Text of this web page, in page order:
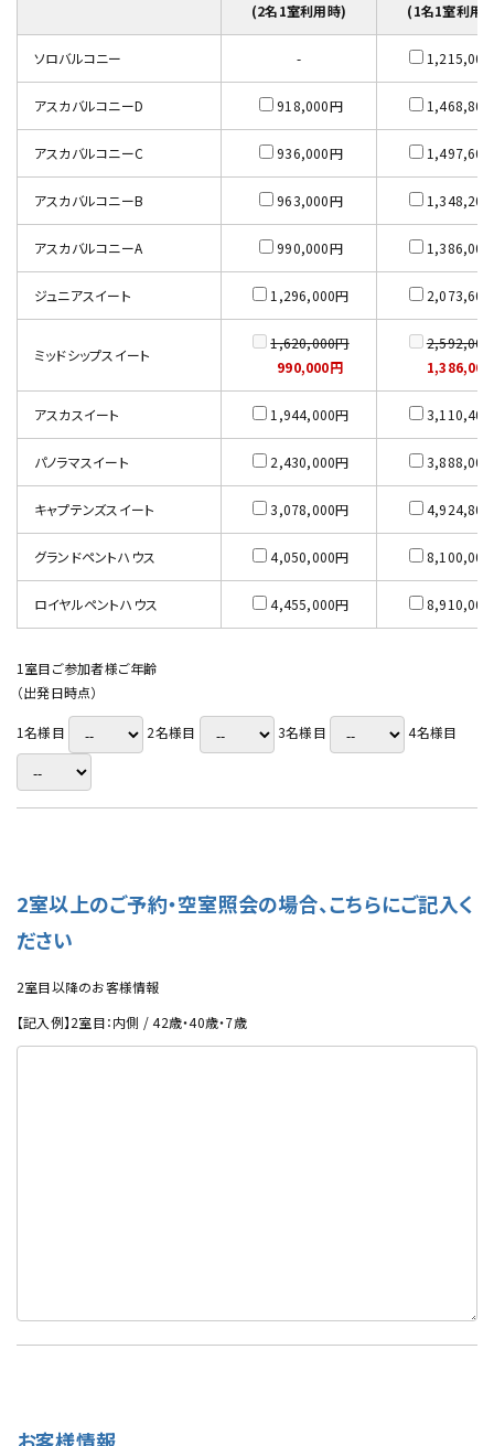
(2名1室利用時)
(1名1室利用
ソロバルコニー -
アスカバルコニーD 918,000円
アスカバルコニーC 936,000円
アスカバルコニーB 963,000円
アスカバルコニーA 990,000円
ジュニアスイート 1,296,000円
ミッドシップスイート
1,620,000円
990,000円
2,592,000
アスカスイート 1,944,000円 3,110,400
パノラマスイート 2,430,000円 3,888,000
キャプテンズスイート 3,078,000円 4,924,800
グランドペントハウス 4,050,000円
ロイヤルペントハウス 4,455,000円
1室目ご参加者様ご年齢
（出発日時点）
1名様目 2名様目 3名様目 4名様目
2室以上のご予約・空室照会の場合、こちらにご記入く
ださい
2室目以降のお客様情報
【記入例】2室目：内側 / 42歳・40歳・7歳